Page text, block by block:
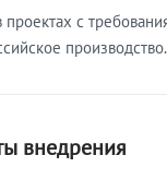
с
производство.
внедрения